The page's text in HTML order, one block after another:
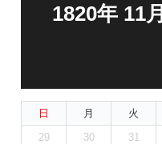
1820年 11月
日 月 火
29
30 31